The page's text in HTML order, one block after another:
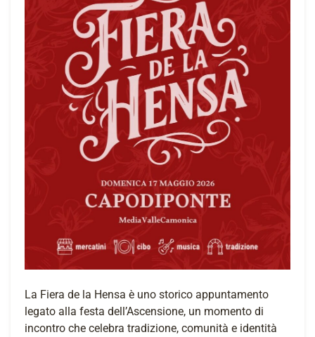
La Fiera de la Hensa è uno storico appuntamento
legato alla festa dell’Ascensione, un momento di
incontro che celebra tradizione, comunità e identità